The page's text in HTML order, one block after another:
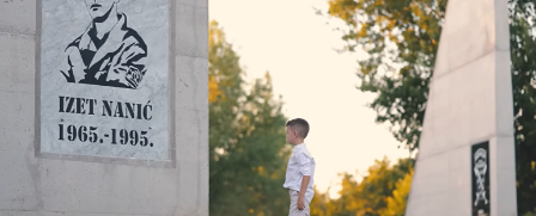
Okrenuo sam se, pogledao i počeo povraćati.. Kad
sam malo došao sebi počeli smo spašavati komšije.. U
tom trenutku je počeo plakati, a ja sam pokušao da
suzdržim suze koliko sam mogao.. Znas li Dženo šta
me najviše boli ? Pitam ga šta druže ? Niko ne
spomenu Zilhu, konobara, momka koji je pred mojim
očima spasio deset ljudi, Zilho, Keno i Gera.. To su tri